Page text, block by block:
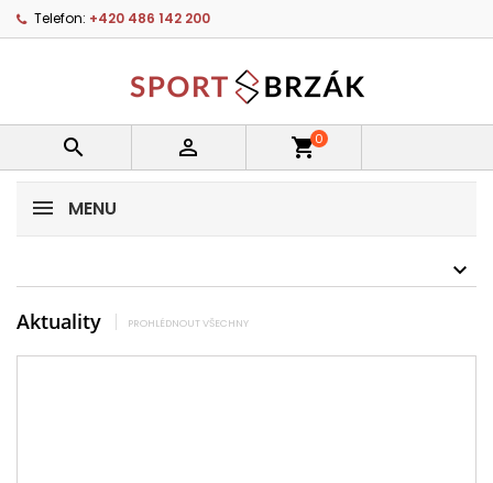
Telefon: +420 486 142 200
  shopping_cart0
MENU
Aktuality PROHLÉDNOUT VŠECHNY